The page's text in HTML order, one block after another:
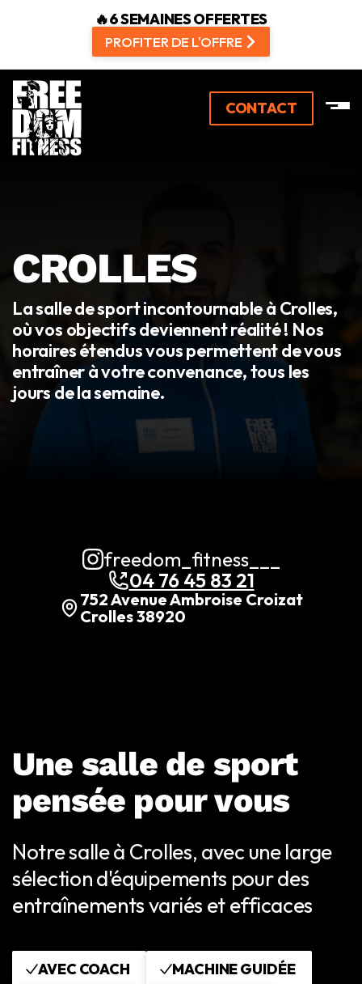
🔥6 SEMAINES OFFERTES
PROFITER DE L'OFFRE
CONTACT
CROLLES
La salle de sport incontournable à Crolles,
où vos objectifs deviennent réalité ! Nos
horaires étendus vous permettent de vous
entraîner à votre convenance, tous les
jours de la semaine.
freedom_fitness___
04 76 45 83 21
752 Avenue Ambroise Croizat
Crolles 38920
Une salle de sport
pensée pour vous
Notre salle à Crolles, avec une large
sélection d'équipements pour des
entraînements variés et efficaces
AVEC COACH
MACHINE GUIDÉE